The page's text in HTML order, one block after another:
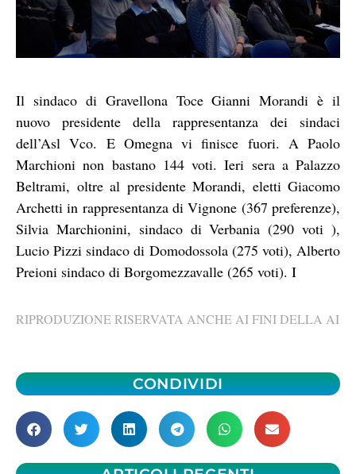
Il sindaco di Gravellona Toce Gianni Morandi è il
nuovo presidente della rappresentanza dei sindaci
dell’Asl Vco. E Omegna vi finisce fuori. A Paolo
Marchioni non bastano 144 voti. Ieri sera a Palazzo
Beltrami, oltre al presidente Morandi, eletti Giacomo
Archetti in rappresentanza di Vignone (367 preferenze),
Silvia Marchionini, sindaco di Verbania (290 voti ),
Lucio Pizzi sindaco di Domodossola (275 voti), Alberto
Preioni sindaco di Borgomezzavalle (265 voti). I
RIPRODUZIONE RISERVATA ANCHE AI FINI DELLA AI
CONDIVIDI